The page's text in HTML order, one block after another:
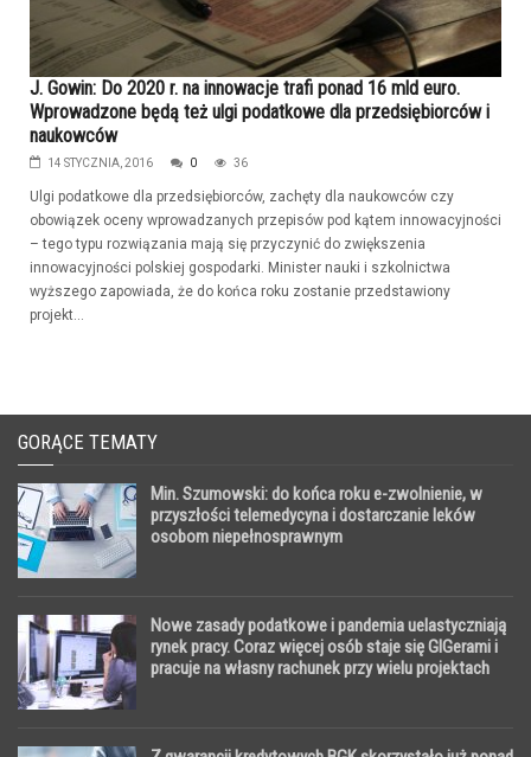
J. Gowin: Do 2020 r. na innowacje trafi ponad 16 mld euro.
Wprowadzone będą też ulgi podatkowe dla przedsiębiorców i
naukowców
14 STYCZNIA, 2016 0 36
Ulgi podatkowe dla przedsiębiorców, zachęty dla naukowców czy
obowiązek oceny wprowadzanych przepisów pod kątem innowacyjności
– tego typu rozwiązania mają się przyczynić do zwiększenia
innowacyjności polskiej gospodarki. Minister nauki i szkolnictwa
wyższego zapowiada, że do końca roku zostanie przedstawiony
projekt...
GORĄCE TEMATY
Min. Szumowski: do końca roku e-zwolnienie, w
przyszłości telemedycyna i dostarczanie leków
osobom niepełnosprawnym
Nowe zasady podatkowe i pandemia uelastyczniają
rynek pracy. Coraz więcej osób staje się GIGerami i
pracuje na własny rachunek przy wielu projektach